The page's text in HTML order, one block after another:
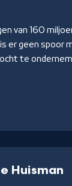
van 160
er geen
te
Huisman